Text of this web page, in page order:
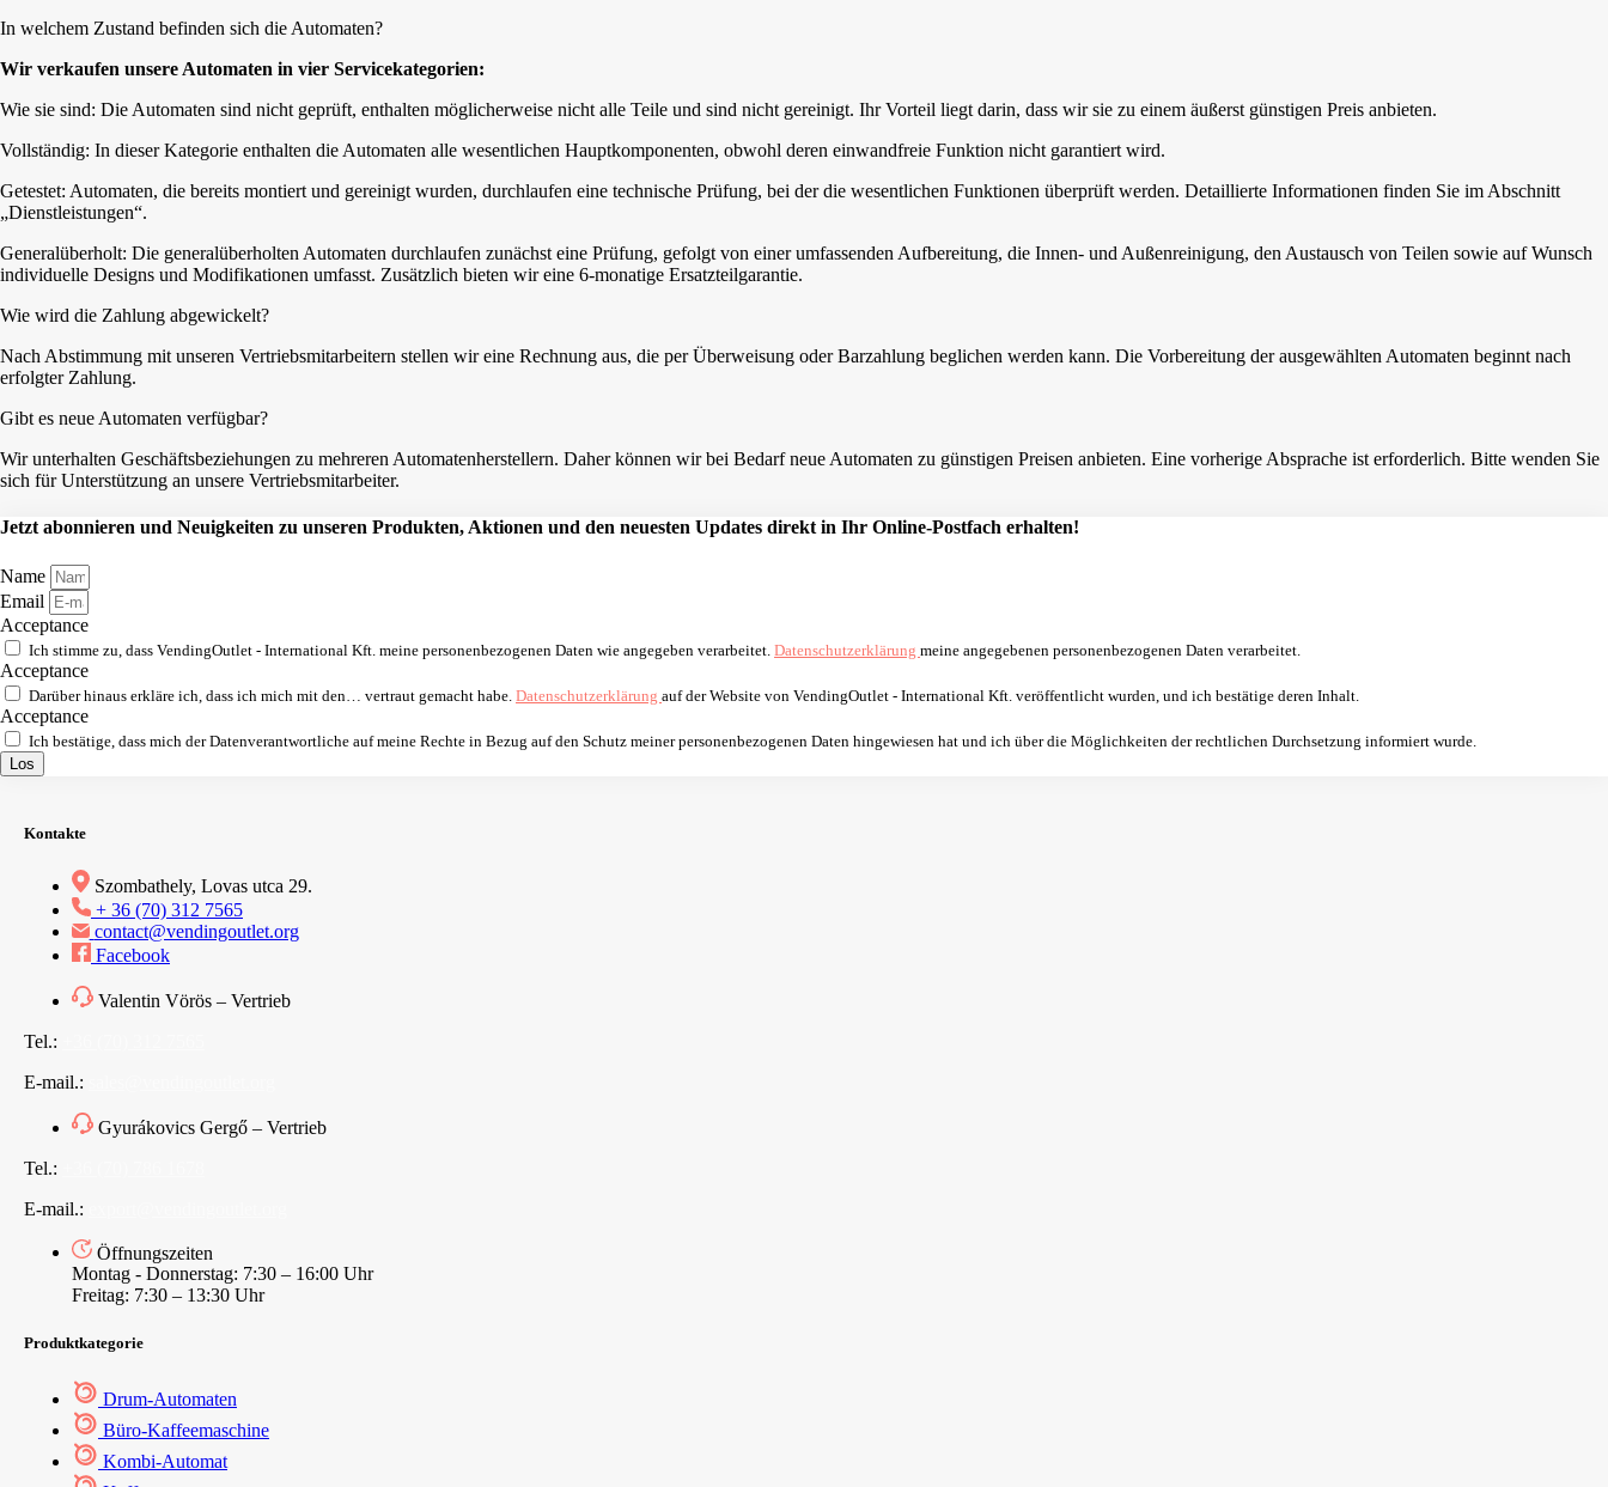
In welchem Zustand befinden sich die Automaten?
Wir verkaufen unsere Automaten in vier Servicekategorien:
Wie sie sind: Die Automaten sind nicht geprüft, enthalten möglicherweise nicht alle Teile und sind nicht gereinigt. Ihr Vorteil liegt darin, dass wir sie zu einem äußerst günstigen Preis anbieten.
Vollständig: In dieser Kategorie enthalten die Automaten alle wesentlichen Hauptkomponenten, obwohl deren einwandfreie Funktion nicht garantiert wird.
Getestet: Automaten, die bereits montiert und gereinigt wurden, durchlaufen eine technische Prüfung, bei der die wesentlichen Funktionen überprüft werden. Detaillierte Informationen finden Sie im Abschnitt
„Dienstleistungen“.
Generalüberholt: Die generalüberholten Automaten durchlaufen zunächst eine Prüfung, gefolgt von einer umfassenden Aufbereitung, die Innen- und Außenreinigung, den Austausch von Teilen sowie auf Wunsch
individuelle Designs und Modifikationen umfasst. Zusätzlich bieten wir eine 6-monatige Ersatzteilgarantie.
Wie wird die Zahlung abgewickelt?
Nach Abstimmung mit unseren Vertriebsmitarbeitern stellen wir eine Rechnung aus, die per Überweisung oder Barzahlung beglichen werden kann. Die Vorbereitung der ausgewählten Automaten beginnt nach
erfolgter Zahlung.
Gibt es neue Automaten verfügbar?
Wir unterhalten Geschäftsbeziehungen zu mehreren Automatenherstellern. Daher können wir bei Bedarf neue Automaten zu günstigen Preisen anbieten. Eine vorherige Absprache ist erforderlich. Bitte wenden Sie
sich für Unterstützung an unsere Vertriebsmitarbeiter.
Jetzt abonnieren und Neuigkeiten zu unseren Produkten, Aktionen und den neuesten Updates direkt in Ihr Online-Postfach erhalten!
Name
Email
Acceptance
Ich stimme zu, dass VendingOutlet - International Kft. meine personenbezogenen Daten wie angegeben verarbeitet. Datenschutzerklärung meine angegebenen personenbezogenen Daten verarbeitet.
Acceptance
Darüber hinaus erkläre ich, dass ich mich mit den… vertraut gemacht habe. Datenschutzerklärung auf der Website von VendingOutlet - International Kft. veröffentlicht wurden, und ich bestätige deren Inhalt.
Acceptance
Ich bestätige, dass mich der Datenverantwortliche auf meine Rechte in Bezug auf den Schutz meiner personenbezogenen Daten hingewiesen hat und ich über die Möglichkeiten der rechtlichen Durchsetzung informiert wurde.
Los
Kontakte
Szombathely, Lovas utca 29.
+ 36 (70) 312 7565
contact@vendingoutlet.org
Facebook
Valentin Vörös – Vertrieb
Tel.:
E-mail.:
Gyurákovics Gergő – Vertrieb
Tel.:
E-mail.:
Öffnungszeiten
Montag - Donnerstag: 7:30 – 16:00 Uhr
Freitag: 7:30 – 13:30 Uhr
Produktkategorie
Drum-Automaten
Büro-Kaffeemaschine
Kombi-Automat